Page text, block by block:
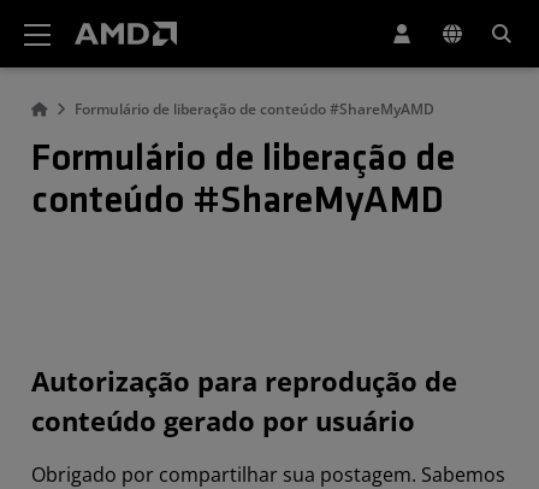
Formulário de liberação de conteúdo #ShareMyAMD
Formulário de liberação de
conteúdo #ShareMyAMD
Autorização para reprodução de
conteúdo gerado por usuário
Obrigado por compartilhar sua postagem. Sabemos